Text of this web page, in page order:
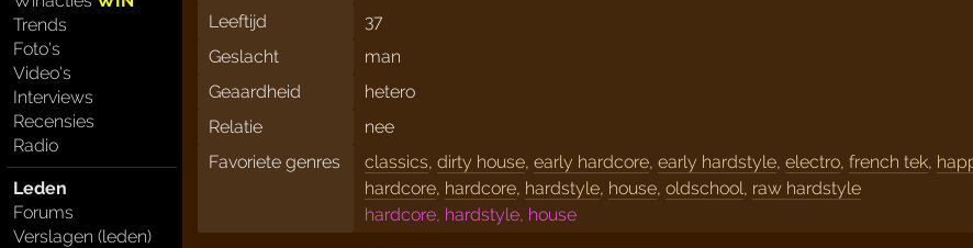
Trends
Foto's
Video's
Interviews
Recensies
Radio
Leden
Forums
Verslagen (leden)
Leeftijd
37
Geslacht
man
Geaardheid
hetero
Relatie
nee
Favoriete genres
classics,dirty house,early hardcore,early hardstyle,electro,french tek,
hardcore, hardcore, hardstyle, house,oldschool, raw hardstyle
hardcore, hardstyle, house